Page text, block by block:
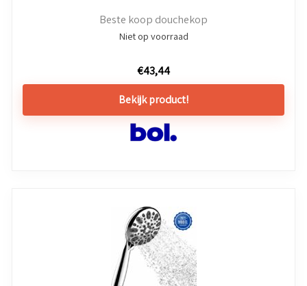
Beste koop douchekop
Niet op voorraad
€43,44
Bekijk product!